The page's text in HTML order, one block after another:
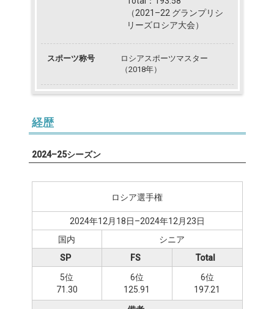
（2021–22 グランプリシ
リーズロシア大会）
スポーツ称号
ロシアスポーツマスター
（2018年）
経歴
2024–25シーズン
ロシア選手権
2024年12月18日–2024年12月23日
国内
シニア
SP
5位
71.30
FS
6位
125.91
Total
6位
197.21